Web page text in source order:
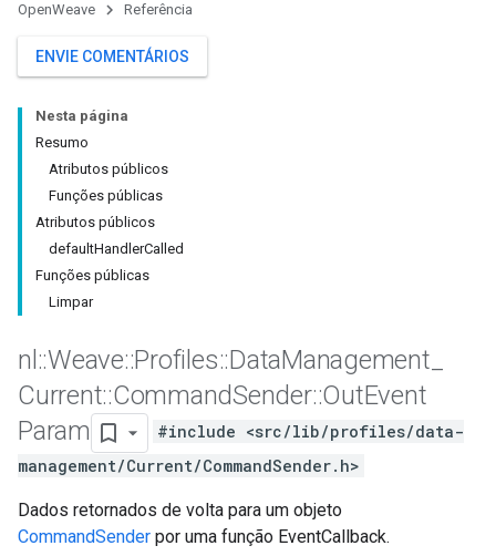
OpenWeave Referência
ENVIE COMENTÁRIOS
Nesta página
Resumo
Atributos públicos
Funções públicas
Atributos públicos
defaultHandlerCalled
Funções públicas
Limpar
nl ::Weave::Profiles::DataManagement
Current::CommandSender::OutEvent
Param
#include <src/lib/profiles/data-
management/Current/CommandSender.h>
Dados retornados de volta para um objeto
CommandSender por uma função EventCallback.